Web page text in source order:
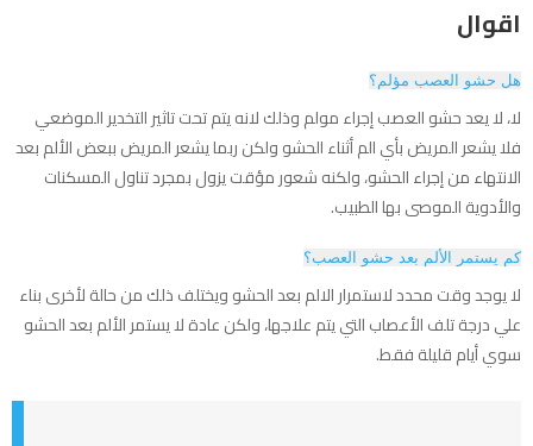
اقوال
هل حشو العصب مؤلم؟
لا، لا يعد حشو العصب إجراء مولم وذلك لانه يتم تحت تاثير التخدير الموضعي
فلا يشعر المريض بأي الم أثناء الحشو ولكن ربما يشعر المريض ببعض الألم بعد
الانتهاء من إجراء الحشو، ولكنه شعور مؤقت يزول بمجرد تناول المسكنات
والأدوية الموصى بها الطبيب.
كم يستمر الألم بعد حشو العصب؟
لا يوجد وقت محدد لاستمرار الالم بعد الحشو ويختلف ذلك من حالة لأخرى بناء
علي درجة تلف الأعصاب التي يتم علاجها، ولكن عادة لا يستمر الألم بعد الحشو
سوي أيام قليلة فقط.